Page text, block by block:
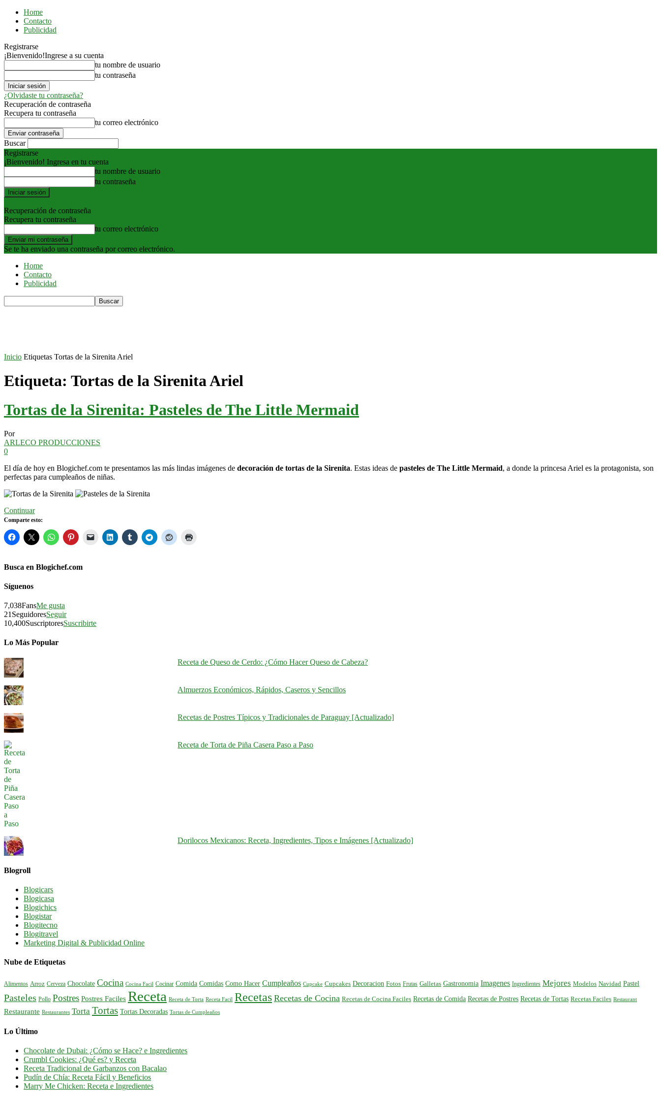
Home
Contacto
Publicidad
Registrarse
¡Bienvenido!Ingrese a su cuenta
tu nombre de usuario
tu contraseña
¿Olvidaste tu contraseña?
Recuperación de contraseña
Recupera tu contraseña
tu correo electrónico
Buscar
Registrarse
¡Bienvenido! Ingresa en tu cuenta
tu nombre de usuario
tu contraseña
Recuperación de contraseña
Recupera tu contraseña
tu correo electrónico
Se te ha enviado una contraseña por correo electrónico.
Home
Contacto
Publicidad
Inicio Etiquetas Tortas de la Sirenita Ariel
Etiqueta: Tortas de la Sirenita Ariel
Tortas de la Sirenita: Pasteles de The Little Mermaid
Por
ARLECO PRODUCCIONES
0
El día de hoy en Blogichef.com te presentamos las más lindas imágenes de decoración de tortas de la Sirenita. Estas ideas de pasteles de The Little Mermaid, a donde la princesa Ariel es la protagonista, son
perfectas para cumpleaños de niñas.
Continuar
Comparte esto:
Busca en Blogichef.com
Síguenos
7,038FansMe gusta
21 SeguidoresSeguir
10,400SuscriptoresSuscribirte
Lo Más Popular
Receta de Queso de Cerdo: ¿Cómo Hacer Queso de Cabeza?
Almuerzos Económicos, Rápidos, Caseros y Sencillos
Recetas de Postres Típicos y Tradicionales de Paraguay [Actualizado]
Receta de Torta de Piña Casera Paso a Paso
Dorilocos Mexicanos: Receta, Ingredientes, Tipos e Imágenes [Actualizado]
Blogroll
Blogicars
Blogicasa
Blogichics
Blogistar
Blogitecno
Blogitravel
Marketing Digital & Publicidad Online
Nube de Etiquetas
Alimentos Arroz Cerveza Chocolate Cocina Cocina Facil Cocinar Comida Comidas Como Hacer Cumpleaños Cupcake Cupcakes Decoracion Fotos Frutas Galletas Gastronomia Imagenes Ingredientes Mejores Modelos Navidad Pastel
Pasteles Pollo Postres Postres Faciles Receta Receta de Torta Receta Facil Recetas Recetas de Cocina Recetas de Cocina Faciles Recetas de Comida Recetas de Postres Recetas de Tortas Recetas Faciles Restaurant
Restaurante Restaurantes Torta Tortas Tortas Decoradas Tortas de Cumpleaños
Lo Último
Chocolate de Dubai: ¿Cómo se Hace? e Ingredientes
Crumbl Cookies: ¿Qué es? y Receta
Receta Tradicional de Garbanzos con Bacalao
Pudín de Chía: Receta Fácil y Beneficios
Marry Me Chicken: Receta e Ingredientes